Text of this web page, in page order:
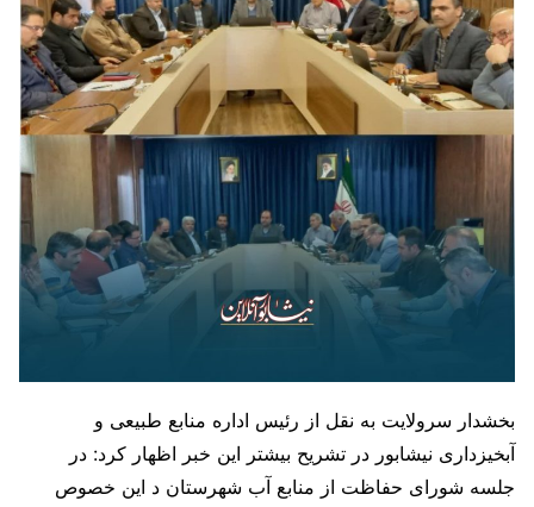
بخشدار سرولایت به نقل از رئیس اداره منابع طبیعی و
آبخیزداری نیشابور در تشریح بیشتر این خبر اظهار کرد: در
جلسه شورای حفاظت از منابع آب شهرستان د این خصوص